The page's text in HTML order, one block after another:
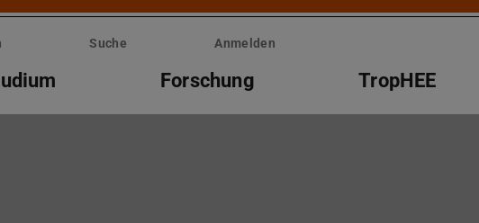
Suche Anmelden
Forschung TropHEE